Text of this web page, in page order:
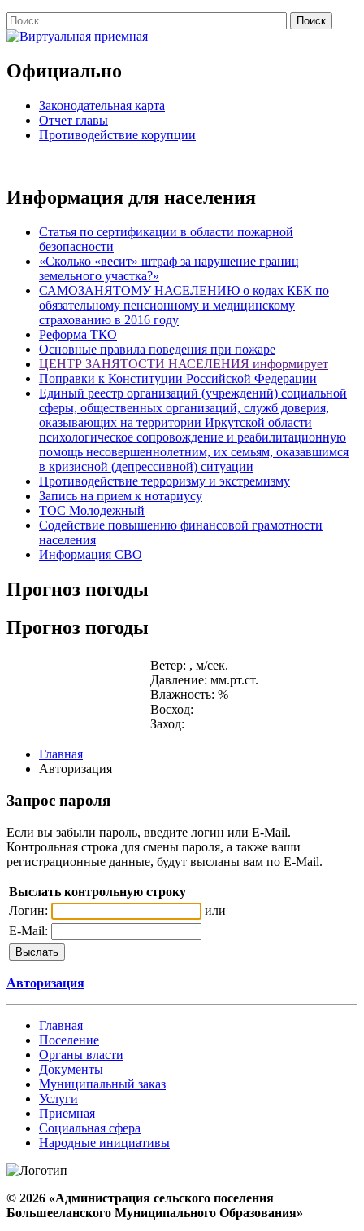
Официально
Законодательная карта
Отчет главы
Противодействие корупции
Информация для населения
Статья по сертификации в области пожарной
безопасности
«Сколько «весит» штраф за нарушение границ
земельного участка?»
САМОЗАНЯТОМУ НАСЕЛЕНИЮ о кодах КБК по
обязательному пенсионному и медицинскому
страхованию в 2016 году
Реформа ТКО
Основные правила поведения при пожаре
ЦЕНТР ЗАНЯТОСТИ НАСЕЛЕНИЯ информирует
Поправки к Конституции Российской Федерации
Единый реестр организаций (учреждений) социальной
сферы, общественных организаций, служб доверия,
оказывающих на территории Иркутской области
психологическое сопровождение и реабилитационную
помощь несовершеннолетним, их семьям, оказавшимся
в кризисной (депрессивной) ситуации
Противодействие терроризму и экстремизму
Запись на прием к нотариусу
ТОС Молодежный
Содействие повышению финансовой грамотности
населения
Информация СВО
Прогноз погоды
Прогноз погоды
Ветер: , м/сек.
Давление: мм.рт.ст.
Влажность: %
Восход:
Заход:
Главная
Авторизация
Запрос пароля
Если вы забыли пароль, введите логин или E-Mail.
Контрольная строка для смены пароля, а также ваши
регистрационные данные, будут высланы вам по E-Mail.
Выслать контрольную строку
Логин:
или
E-Mail:
Авторизация
Главная
Поселение
Органы власти
Документы
Муниципальный заказ
Услуги
Приемная
Социальная сфера
Народные инициативы
© 2026 «Администрация сельского поселения
Большееланского Муниципального Образования»